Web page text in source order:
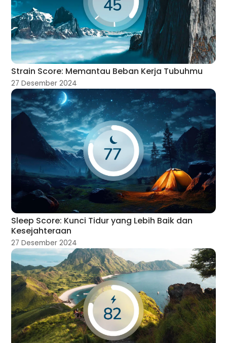
Strain Score: Memantau Beban Kerja Tubuhmu
27 Desember 2024
Sleep Score: Kunci Tidur yang Lebih Baik dan
Kesejahteraan
27 Desember 2024